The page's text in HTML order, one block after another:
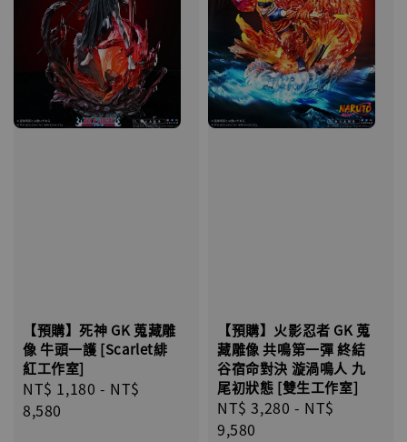
【預購】死神 GK 蒐藏雕
像 牛頭一護 [Scarlet緋
紅工作室]
Regular
price
NT$ 1,180 - NT$
8,580
【預購】火影忍者 GK 蒐
藏雕像 共鳴第一彈 終結
谷宿命對決 漩渦鳴人 九
尾初狀態 [雙生工作室]
Regular
price
NT$ 3,280 - NT$
9,580